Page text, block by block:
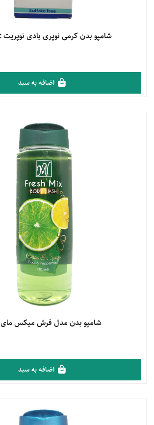
مشاهده محصولشامپو بدن کرمی نوپری بادی نوپریت noprit
اضافه به سبد
مشاهده محصولشامپو بدن مدل فرش میکس مای My
اضافه به سبد